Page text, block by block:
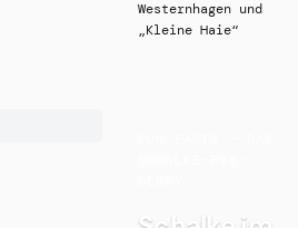
Westernhagen und
„Kleine Haie“